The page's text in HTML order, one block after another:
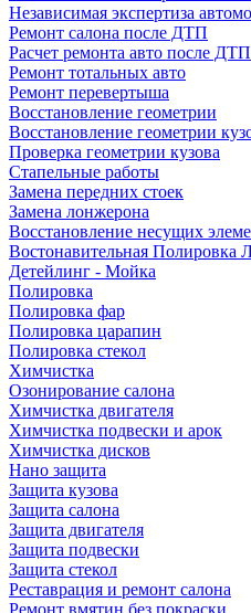
Независимая экспертиза
Ремонт салона после ДТП
Расчет ремонта авто после ДТП
Ремонт тотальных авто
Ремонт перевертыша
Восстановление геометрии
Восстановление геометрии
Проверка геометрии кузова
Стапельные работы
Замена передних стоек
Замена лонжерона
Восстановление несущих
Востонавительная Полировка
Детейлинг - Мойка
Полировка
Полировка фар
Полировка царапин
Полировка стекол
Химчистка
Озонирование салона
Химчистка двигателя
Химчистка подвески и арок
Химчистка дисков
Нано защита
Защита кузова
Защита салона
Защита двигателя
Защита подвески
Защита стекол
Реставрация и ремонт салона
Ремонт вмятин без покраски